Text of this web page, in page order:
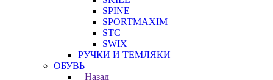
SPINE
SPORTMAXIM
STC
SWIX
РУЧКИ И ТЕМЛЯКИ
ОБУВЬ
Назад